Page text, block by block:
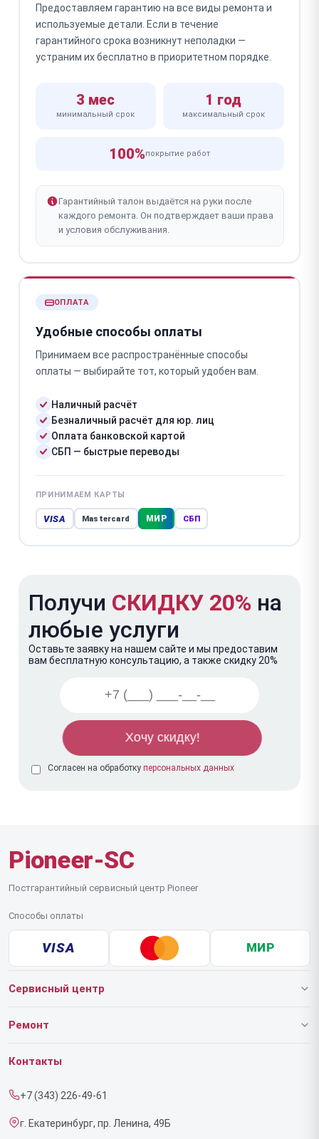
Предоставляем гарантию на все виды ремонта и
используемые детали. Если в течение
гарантийного срока возникнут неполадки —
устраним их бесплатно в приоритетном порядке.
3 мес
минимальный срок
1 год
максимальный срок
100%покрытие работ
Гарантийный талон выдаётся на руки после
каждого ремонта. Он подтверждает ваши права
и условия обслуживания.
ОПЛАТА
Удобные способы оплаты
Принимаем все распространённые способы
оплаты — выбирайте тот, который удобен вам.
Наличный расчёт
Безналичный расчёт для юр. лиц
Оплата банковской картой
СБП — быстрые переводы
ПРИНИМАЕМ КАРТЫ
VISA Mastercard МИР СБП
Получи СКИДКУ 20% на
любые услуги
Оставьте заявку на нашем сайте и мы предоставим
вам бесплатную консультацию, а также скидку 20%
Согласен на обработку персональных данных
Pioneer-SC
Постгарантийный сервисный центр Pioneer
Способы оплаты
VISA МИР
Сервисный центр
О нашем сервисе
Срочный ремонт
Доставка и способы оплаты
Ремонт
Роботов-пылесосов
Контакты
+7 (343) 226-49-61
г. Екатеринбург, пр. Ленина, 49Б